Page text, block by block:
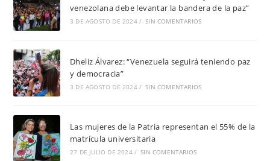
venezolana debe levantar la bandera de la paz”
3 DE AGOSTO DE 2024 / SIN COMENTARIOS
Dheliz Álvarez: “Venezuela seguirá teniendo paz
y democracia”
3 DE AGOSTO DE 2024 / SIN COMENTARIOS
Las mujeres de la Patria representan el 55% de la
matrícula universitaria
27 DE JULIO DE 2024 / SIN COMENTARIOS